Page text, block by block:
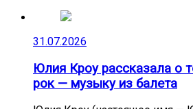
31.07.2026
Юлия Кроу рассказала о
рок — музыку из балета